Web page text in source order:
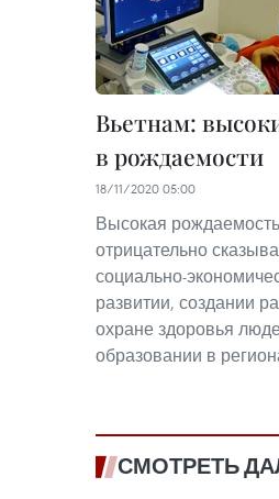
Вьетнам:
в рождаемости
18/11/2020 05:00
Высокая рождаемость
отрицательно
социально-
развитии, создании
охране здоровья
образовании в
СМОТРЕТЬ